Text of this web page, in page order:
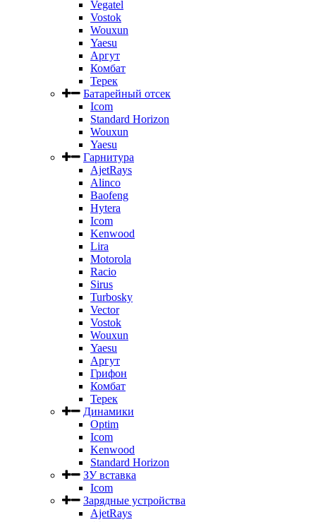
Vegatel
Vostok
Wouxun
Yaesu
Аргут
Комбат
Терек
Батарейный отсек
Icom
Standard Horizon
Wouxun
Yaesu
Гарнитура
AjetRays
Alinco
Baofeng
Hytera
Icom
Kenwood
Lira
Motorola
Racio
Sirus
Turbosky
Vector
Vostok
Wouxun
Yaesu
Аргут
Грифон
Комбат
Терек
Динамики
Optim
Icom
Kenwood
Standard Horizon
ЗУ вставка
Icom
Зарядные устройства
AjetRays